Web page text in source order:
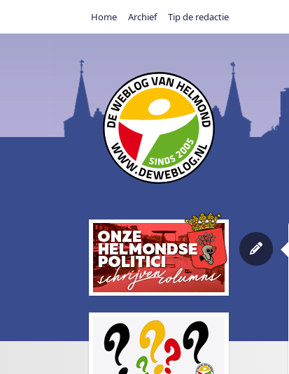
Home Archief Tip de redactie